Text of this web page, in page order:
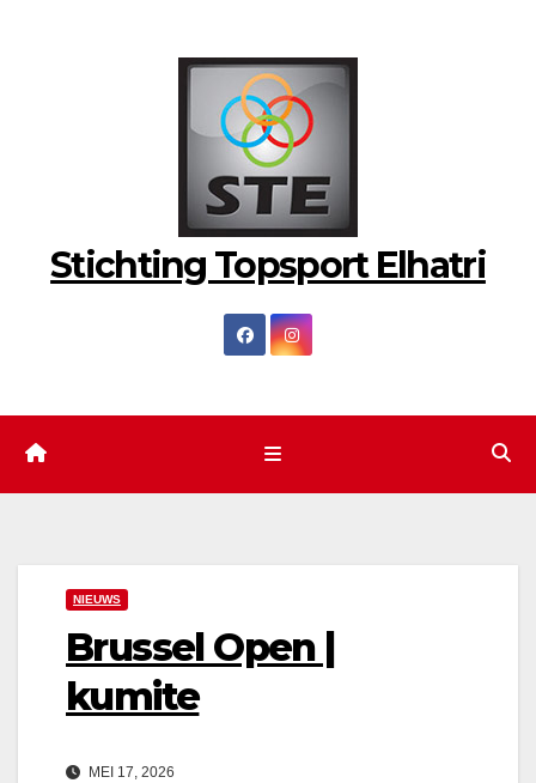
Stichting Topsport Elhatri
NIEUWS
Brussel Open |
kumite
MEI 17, 2026